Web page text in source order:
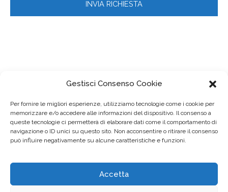
Gestisci Consenso Cookie
Per fornire le migliori esperienze, utilizziamo tecnologie come i cookie per
memorizzare e/o accedere alle informazioni del dispositivo. Il consenso a
queste tecnologie ci permetterà di elaborare dati come il comportamento di
navigazione o ID unici su questo sito. Non acconsentire o ritirare il consenso
può influire negativamente su alcune caratteristiche e funzioni.
Accetta
© 2023FIMMG Lombardia– Via Teodosio, 33 – 20131 Milano